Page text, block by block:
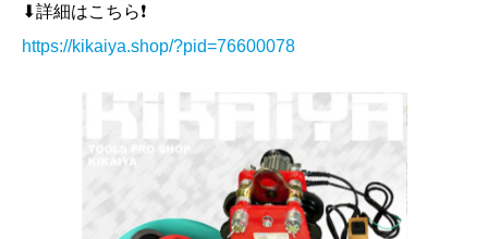
⬇詳細はこちら❗️
https://kikaiya.shop/?pid=76600078